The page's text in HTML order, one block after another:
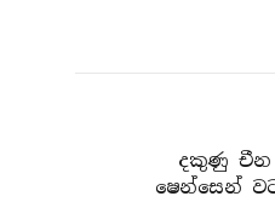
දකුණු චීන
ෂෙන්සෙන්